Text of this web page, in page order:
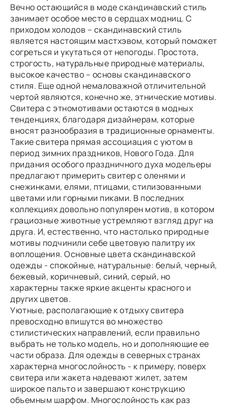
Вечно остающийся в моде скандинавский стиль
занимает особое место в сердцах модниц. С
приходом холодов – скандинавский стиль
является настоящим мастхэвом, который поможет
согреться и укутаться от непогоды. Простота,
строгость, натуральные природные материалы,
высокое качество – основы скандинавского
стиля. Еще одной немаловажной отличительной
чертой являются, конечно же, этнические мотивы.
Свитера с этномотивами остаются в модных
тенденциях, благодаря дизайнерам, которые
вносят разнообразия в традиционные орнаменты.
Такие свитера прямая ассоциация с уютом в
период зимних праздников, Нового Года. Для
придания особого праздничного духа модельеры
предлагают примерить свитер с оленями и
снежинками, елями, птицами, стилизованными
цветами или горными пиками. В последних
коллекциях довольно популярен мотив, в котором
грациозные животные устремляют взгляд друг на
друга. И, естественно, что настолько природные
мотивы подчинили себе цветовую палитру их
воплощения. Основные цвета скандинавской
одежды - спокойные, натуральные: белый, черный,
бежевый, коричневый, синий, серый, но
характерны также яркие акценты красного и
других цветов.
Уютные, располагающие к отдыху свитера
превосходно впишутся во множество
стилистических направлений, если правильно
выбрать не только модель, но и дополняющие ее
части образа. Для одежды в северных странах
характерна многослойность - к примеру, поверх
свитера или жакета надевают жилет, затем
широкое пальто и завершают конструкцию
объемным шарфом. Многослойность как раз